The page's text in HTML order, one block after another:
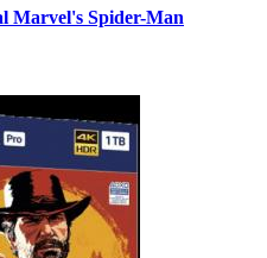
Marvel's Spider-Man